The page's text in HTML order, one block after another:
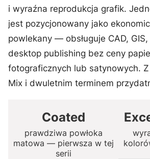
i wyraźna reprodukcja grafik.
jest pozycjonowany jako
powlekany — obsługuje CAD,
desktop publishing bez ceny
fotograficznych lub satynowych.
Mix i dwuletnim terminem
Coated
prawdziwa powłoka
matowa — pierwsza w tej
serii